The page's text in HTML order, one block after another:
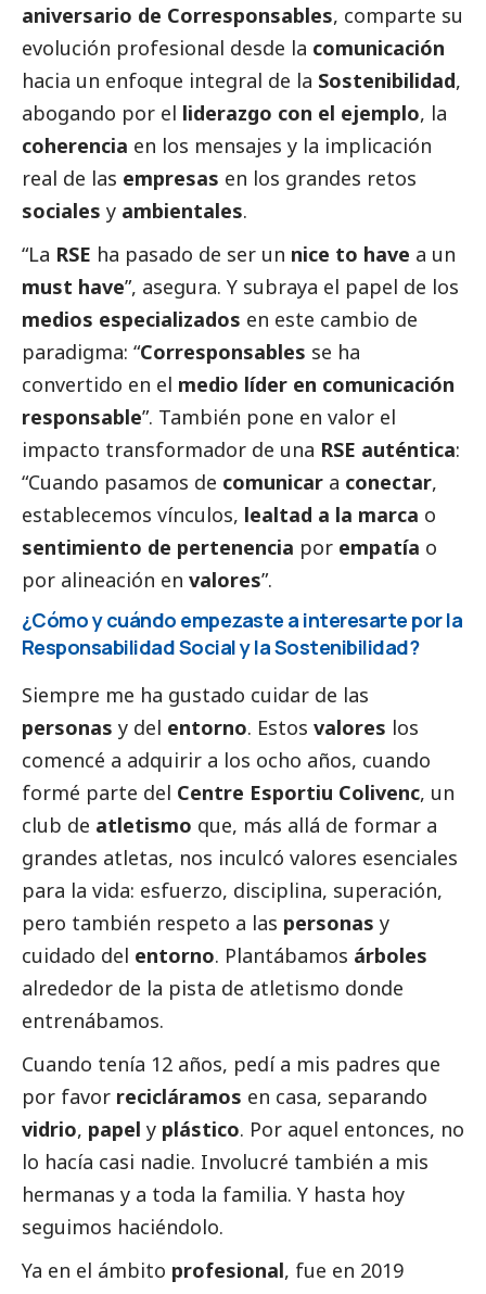
aniversario de Corresponsables, comparte su
evolución profesional desde la comunicación
hacia un enfoque integral de la Sostenibilidad,
abogando por el liderazgo con el ejemplo, la
coherencia en los mensajes y la implicación
real de las empresas en los grandes retos
sociales y ambientales.
“La RSE ha pasado de ser un nice to have a un
must have”, asegura. Y subraya el papel de los
medios especializados en este cambio de
paradigma: “Corresponsables se ha
convertido en el medio líder en comunicación
responsable”. También pone en valor el
impacto transformador de una RSE auténtica:
“Cuando pasamos de comunicar a conectar,
establecemos vínculos, lealtad a la marca o
sentimiento de pertenencia por empatía o
por alineación en valores”.
¿Cómo y cuándo empezaste a interesarte por la
ResponsabilidadSocialy la Sostenibilidad?
Siempre me ha gustado cuidar de las
personas y del entorno. Estos valores los
comencé a adquirir a los ocho años, cuando
formé parte del Centre Esportiu Colivenc, un
club de atletismo que, más allá de formar a
grandes atletas, nos inculcó valores esenciales
para la vida: esfuerzo, disciplina, superación,
pero también respeto a las personas y
cuidado del entorno. Plantábamos árboles
alrededor de la pista de atletismo donde
entrenábamos.
Cuando tenía 12 años, pedí a mis padres que
por favor recicláramos en casa, separando
vidrio, papel y plástico. Por aquel entonces, no
lo hacía casi nadie. Involucré también a mis
hermanas y a toda la familia. Y hasta hoy
seguimos haciéndolo.
Ya en el ámbito profesional, fue en 2019